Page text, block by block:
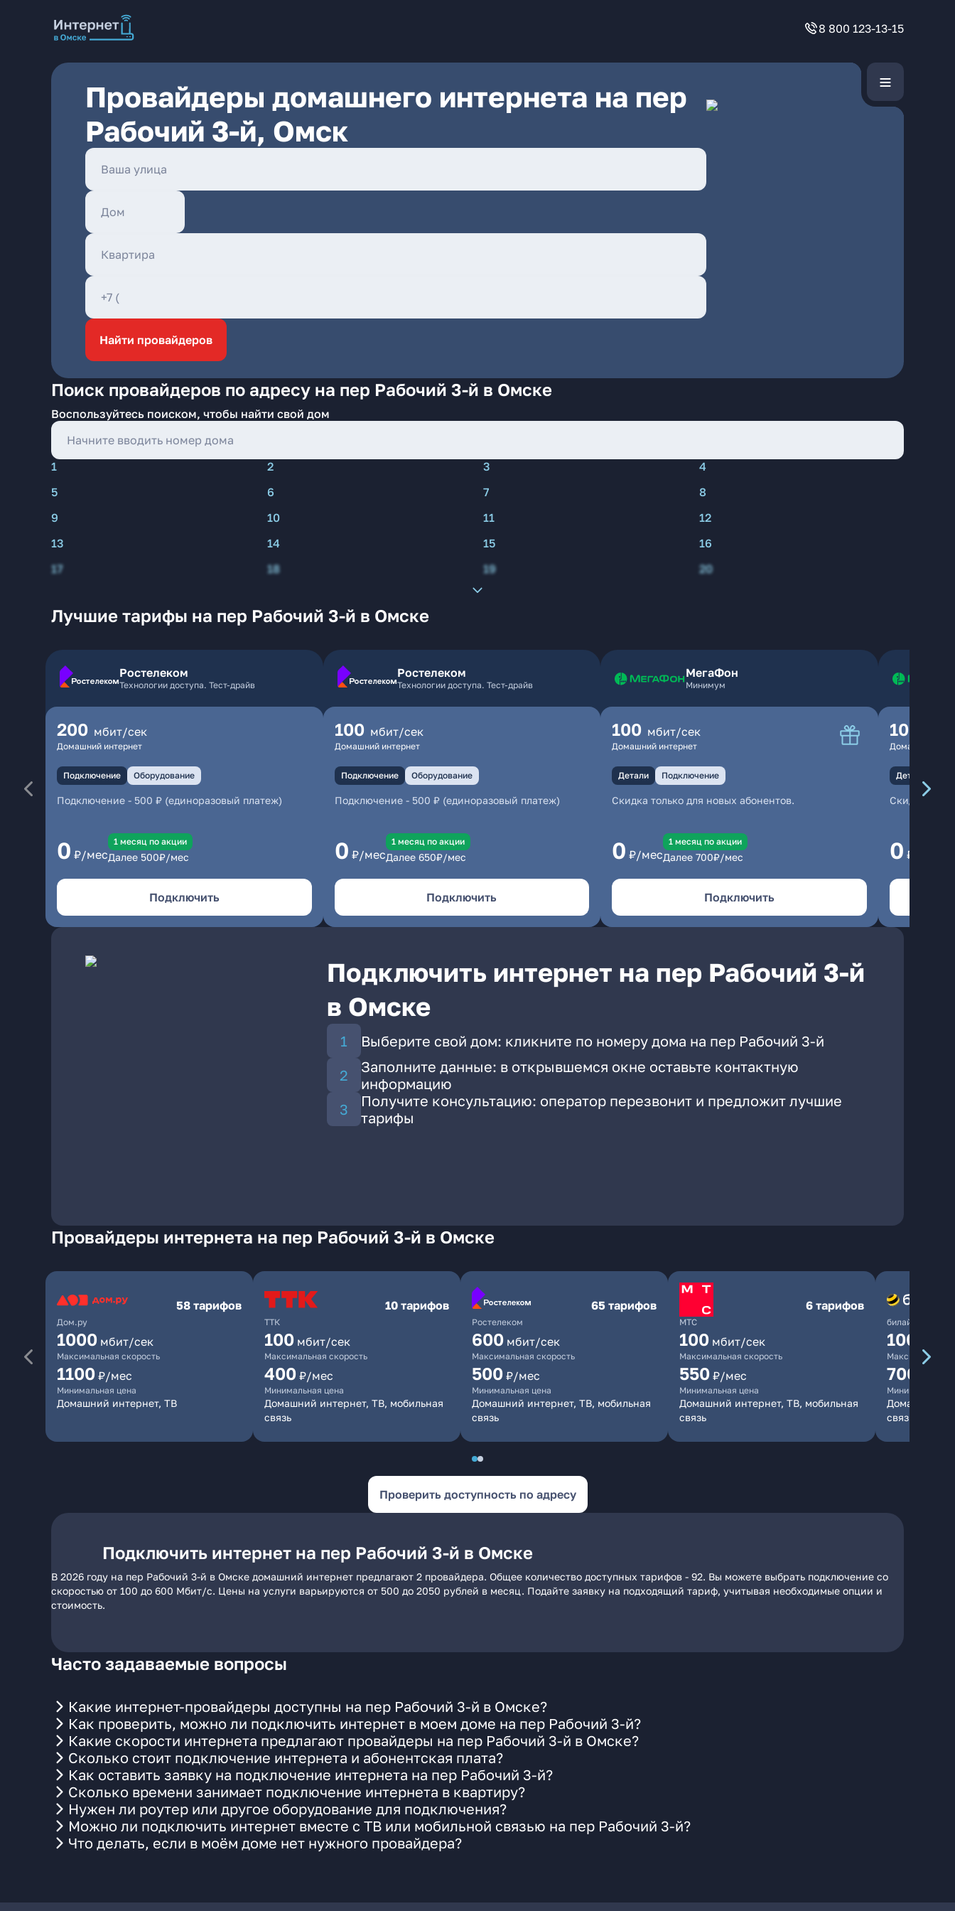
8 800 123-13-15
Провайдеры домашнего интернета на пер
Рабочий 3-й, Омск
Найти провайдеров
Поиск провайдеров по адресу на пер Рабочий 3-й в Омске
Воспользуйтесь поиском, чтобы найти свой дом
1 2 3
4
5
6 7
8
9
10 11
12
13
14 15
16
17
18 19 20
Лучшие тарифы на пер Рабочий 3-й в Омске
Ростелеком
Технологии доступа. Тест-драйв
200 мбит/сек
Домашний интернет
Подключение Оборудование
Подключение - 500 ₽ (единоразовый платеж)
0 ₽/мес
1 месяц по акции
Далее 500₽/мес
Подключить
Ростелеком
Технологии доступа. Тест-драйв
100 мбит/сек
Домашний интернет
Подключение Оборудование
Подключение- 500 ₽ (единоразовый платеж)
0 ₽/мес
1 месяц по акции
Далее 650₽/мес
Подключить
МегаФон
Минимум
100 мбит/сек
Домашний интернет
Детали Подключение
Скидка только для новых абонентов.
0 ₽/мес
1 месяц по акции
Далее 700₽/мес
Подключить
100
Домашний
Детали
Скидка
0 ₽/мес
Подключить интернет на пер Рабочий 3-й
в Омске
Выберите свой дом: кликните по номеру дома на пер Рабочий 3-й
Заполните данные: в открывшемся окне оставьте контактную
информацию
Получите консультацию: оператор перезвонит и предложит лучшие
тарифы
Провайдеры интернета на пер Рабочий 3-й в Омске
Дом.ру
58 тарифов
1000 мбит/сек
Максимальная скорость
1100 ₽/мес
Минимальная цена
Домашний интернет, ТВ
ТТК
10 тарифов
100 мбит/сек
Максимальная скорость
400 ₽/мес
Минимальная цена
Домашний интернет, ТВ, мобильная
связь
Ростелеком
65 тарифов
600 мбит/сек
Максимальная скорость
500 ₽/мес
Минимальная цена
Домашний интернет, ТВ, мобильная
связь
МТС
6 тарифов
100 мбит/сек
Максимальная скорость
550 ₽/мес
Минимальная цена
Домашний интернет, ТВ, мобильная
связь
билайн
1000
Максимальная
700
Минимальная
Домашний
связь
Проверить доступность по адресу
Подключить интернет на пер Рабочий 3-й в Омске
В 2026 году на пер Рабочий 3-й в Омске домашний интернет предлагают 2 провайдера. Общее количество доступных тарифов - 92. Вы можете выбрать подключение со
скоростью от 100 до 600 Мбит/с. Цены на услуги варьируются от 500 до 2050 рублей в месяц. Подайте заявку на подходящий тариф, учитывая необходимые опции и
стоимость.
Часто задаваемые вопросы
Какие интернет-провайдеры доступны на пер Рабочий 3-й в Омске?
Как проверить, можно ли подключить интернет в моем доме на пер Рабочий 3-й?
Какие скорости интернета предлагают провайдеры на пер Рабочий 3-й в Омске?
Сколько стоит подключение интернета и абонентская плата?
Как оставить заявку на подключение интернета на пер Рабочий 3-й?
Сколько времени занимает подключение интернета в квартиру?
Нужен ли роутер или другое оборудование для подключения?
Можно ли подключить интернет вместе с ТВ или мобильной связью на пер Рабочий 3-й?
Что делать, если в моём доме нет нужного провайдера?